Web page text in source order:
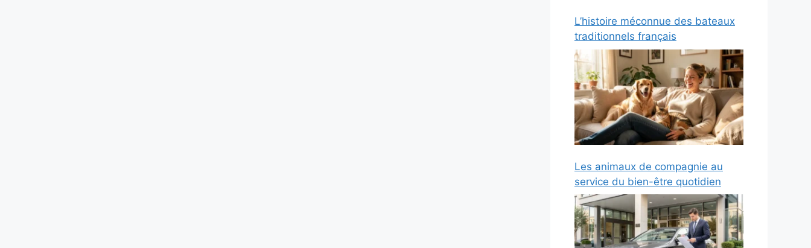
L’histoire méconnue des bateaux
traditionnels français
Les animaux de compagnie au
service du bien-être quotidien